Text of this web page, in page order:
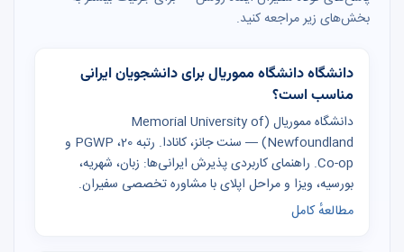
بخش‌های زیر مراجعه کنید.
دانشگاه دانشگاه مموریال برای دانشجویان ایرانی
مناسب است؟
دانشگاه مموریال (Memorial University of
Newfoundland) — سنت جانز، کانادا. رتبه 20، PGWP و
Co-op. راهنمای کاربردی پذیرش ایرانی‌ها: زبان، شهریه،
بورسیه، ویزا و مراحل اپلای با مشاوره تخصصی سفیران.
مطالعهٔ کامل